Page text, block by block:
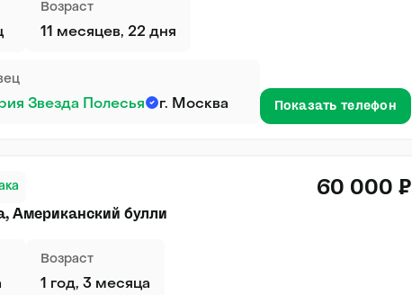
Возраст
11 месяцев, 22 дня
Звезда Полесья г. Москва Показать телефон
60 000 ₽
Американский булли
Возраст
1 год, 3 месяца